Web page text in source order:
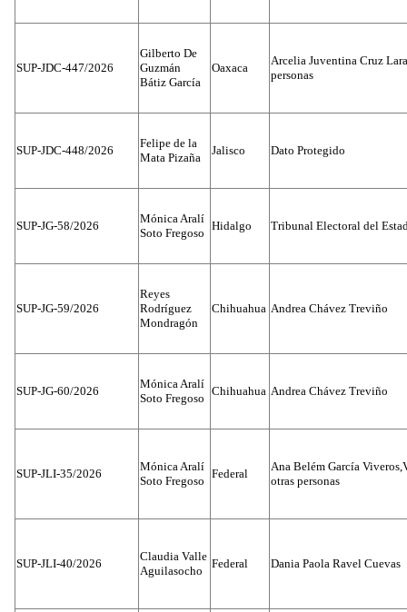
SUP-JDC-447/2026
Gilberto De
Guzmán
Bátiz García
Oaxaca
Arcelia Juventina Cruz
personas
SUP-JDC-448/2026
Felipe de la
Mata Pizaña
Jalisco Dato Protegido
SUP-JG-58/2026
Mónica Aralí
Soto Fregoso
Hidalgo Tribunal Electoral del
SUP-JG-59/2026
Reyes
Rodríguez
Mondragón
Chihuahua Andrea Chávez Treviño
SUP-JG-60/2026
Mónica Aralí
Soto Fregoso
Chihuahua Andrea Chávez Treviño
SUP-JLI-35/2026
Mónica Aralí
Soto Fregoso
Federal
Ana Belém García
otras personas
SUP-JLI-40/2026
Claudia Valle
Aguilasocho
Federal Dania Paola Ravel Cuevas